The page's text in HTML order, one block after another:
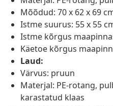
Mõõdud: 70 x 62 x 69
Istme suurus: 55 x 55
Istme kõrgus
Käetoe kõrgus
Laud:
Värvus: pruun
Materjal: PE-rotang,
karastatud klaas